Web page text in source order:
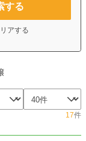
する
アする
17件